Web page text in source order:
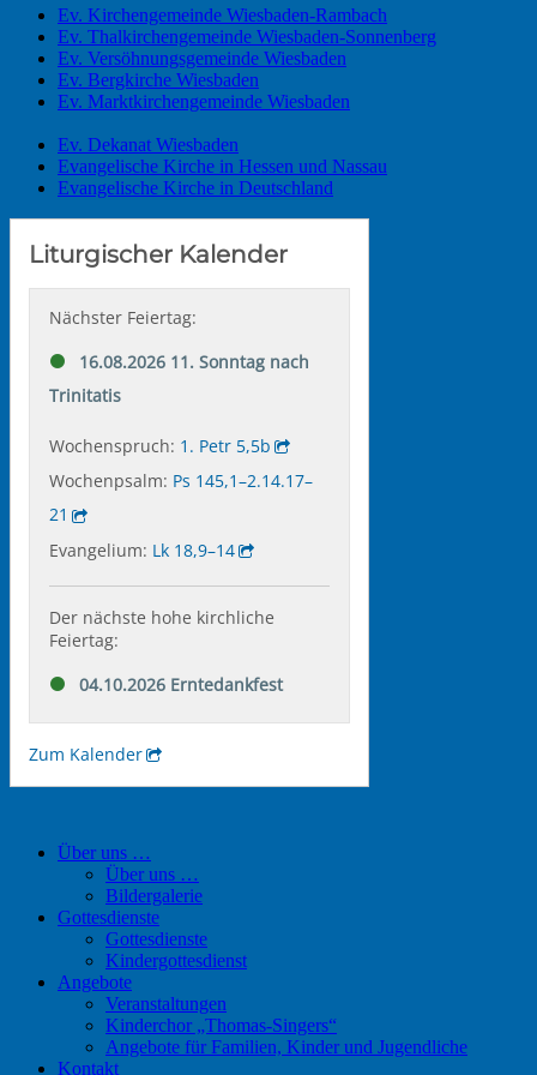
Ev. Kirchengemeinde Wiesbaden-Rambach
Ev. Thalkirchengemeinde Wiesbaden-Sonnenberg
Ev. Versöhnungsgemeinde Wiesbaden
Ev. Bergkirche Wiesbaden
Ev. Marktkirchengemeinde Wiesbaden
Ev. Dekanat Wiesbaden
Evangelische Kirche in Hessen und Nassau
Evangelische Kirche in Deutschland
Über uns …
Über uns …
Bildergalerie
Gottesdienste
Gottesdienste
Kindergottesdienst
Angebote
Veranstaltungen
Kinderchor „Thomas-Singers“
Angebote für Familien, Kinder und Jugendliche
Kontakt